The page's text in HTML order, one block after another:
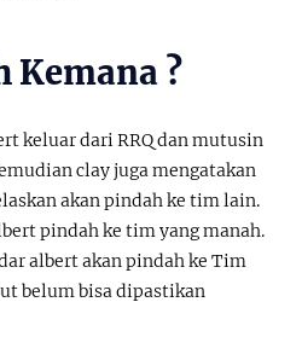
Kemana ?
keluar dari RRQ dan mutusin
clay juga mengatakan
akan pindah ke tim lain.
pindah ke tim yang manah.
albert akan pindah ke Tim
belum bisa dipastikan